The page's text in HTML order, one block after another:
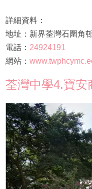
詳細資料：
地址：新界荃灣石圍角
電話： 24924191
網站：
荃灣中學4.寶安